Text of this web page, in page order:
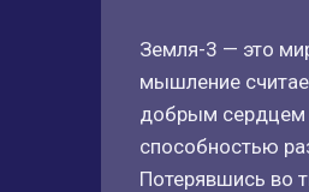
Земля-3 — это
мышление
добрым сердцем
способностью
Потерявшись во